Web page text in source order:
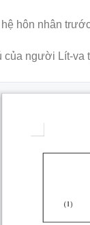
hôn nhân
người Lít-va